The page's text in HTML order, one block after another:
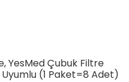
YesMed Çubuk Filtre
Uyumlu (1 Paket=8 Adet)